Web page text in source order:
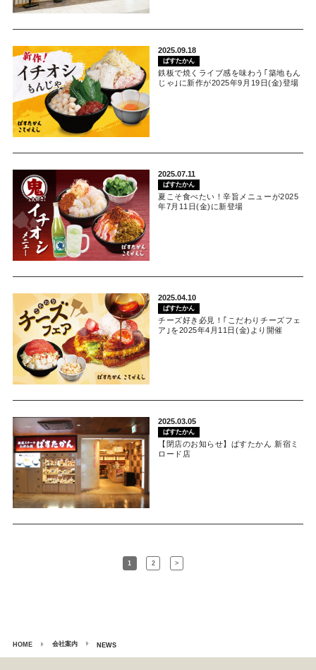
2025.09.18
ぱすたかん
鉄板で焼くライブ感を味わう｢築地もん
じゃ｣に新作が2025年9月19日(金)登場
2025.07.11
ぱすたかん
夏こそ食べたい！辛旨メニューが2025
年7月11日(金)に新登場
2025.04.10
ぱすたかん
チーズ好き必見！｢こだわりチーズフェ
ア｣を2025年4月11日(金)より開催
2025.03.05
ぱすたかん
【閉店のお知らせ】ぱすたかん 新宿ミ
ロード店
1 2 >
HOME 会社案内 NEWS